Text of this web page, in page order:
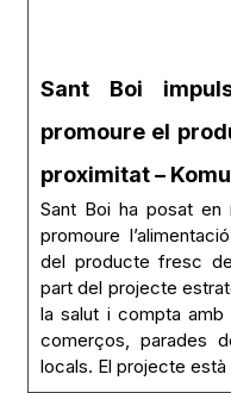
Sant Boi ha posat en
promoure
del producte fresc
part del projecte
la salut i compta amb
comerços, parades
locals. El projecte
14/07/2025 –
del teixit